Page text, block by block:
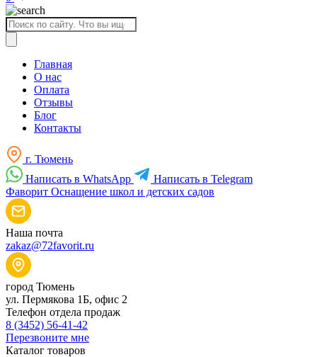
Поиск
товаров
Главная
О нас
Оплата
Отзывы
Блог
Контакты
г. Тюмень
Написать в WhatsApp
Написать в Telegram
Фаворит Оснащение школ и детских садов
Наша почта
zakaz@72favorit.ru
город Тюмень
ул. Пермякова 1Б, офис 2
Телефон отдела продаж
8 (3452) 56-41-42
Перезвоните мне
Каталог товаров